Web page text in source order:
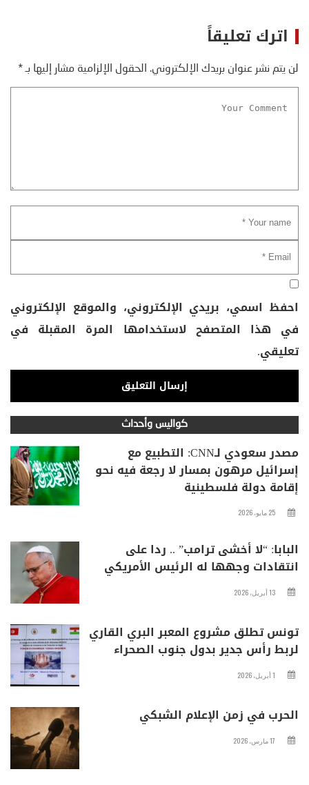
اترك تعليقاً
لن يتم نشر عنوان بريدك الإلكتروني. الحقول الإلزامية مشار إليها بـ*
احفظ اسمي، بريدي الإلكتروني، والموقع الإلكتروني
في هذا المتصفح لاستخدامها المرة المقبلة في
تعليقي.
كواليس وأحداث
مصدر سعودي لـCNN: التطبيع مع
إسرائيل مرهون بمسار لا رجعة فيه نحو
إقامة دولة فلسطينية
25 مايو، 2026
البابا: “لا أخشى ترامب” .. ردا على
انتقادات وجهها له الرئيس الأمريكي
13 أبريل، 2026
تونس تطلق مشروع المعبر البري القاري
لربط رأس جدير بدول جنوب الصحراء
1 أبريل، 2026
الحرب في زمن الإعلام الشبكي
17 مارس، 2026